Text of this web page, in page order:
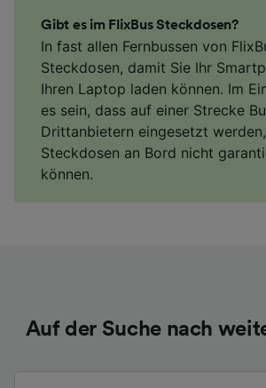
Gibt es im FlixBus Steckdosen?
In fast allen Fernbussen von
Steckdosen, damit Sie Ihr
Ihren Laptop laden können. Im
es sein, dass auf einer Strecke
Drittanbietern eingesetzt
Steckdosen an Bord nicht
können.
Auf der Suche nach